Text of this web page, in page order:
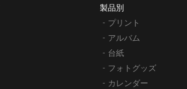
製品別
プリント
アルバム
台紙
フォトグッズ
カレンダー